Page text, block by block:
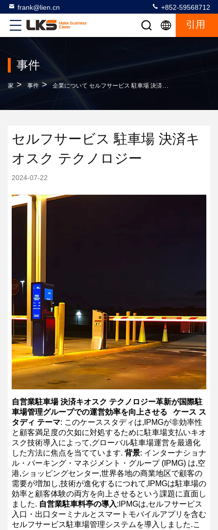
frank@lien.cn +852-59568712
引用
事件
家 > 事件 > 企業について セルフサービス 駐車場 決済キオスク テクノロジー
セルフサービス 駐車場 決済キ
オスク テクノロジー
2024-07-22
自営業駐車場 決済キオスク テクノロジー革新が国際駐
車場管理グループでの運営効率を向上させる
ケース ス
タディ テーマ: このケーススタディは,IPMGが非効率性
と顧客満足度の欠如に対処するために駐車場支払いキオ
スク技術導入によって,グローバル駐車場運営を最適化
した方法に焦点を当てています. 背景: インターナショナ
ル・パーキング・マネジメント・グループ (IPMG) は,空
港,ショッピングセンター,世界各地の商業地区で顧客の
需要が増加し,技術が進化するにつれて,IPMGは駐車場の
効率と顧客体験の両方を向上させるという課題に直面し
ました. 自営業駐車料亭の導入:IPMGは,セルフサービス
入口・出口ターミナルとスマートモバイルアプリを含む
セルフサービス駐車場管理システムを導入しました.こ